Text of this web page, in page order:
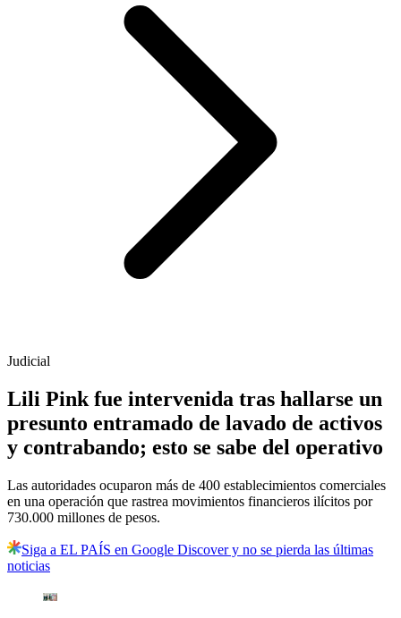
Judicial
Lili Pink fue intervenida tras hallarse un
presunto entramado de lavado de activos
y contrabando; esto se sabe del operativo
Las autoridades ocuparon más de 400 establecimientos comerciales
en una operación que rastrea movimientos financieros ilícitos por
730.000 millones de pesos.
Siga a EL PAÍS en Google Discover y no se pierda las últimas
noticias